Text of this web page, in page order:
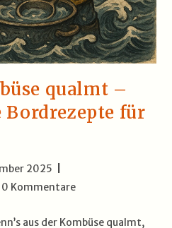
qualmt –
Bordrezepte für
2025
0 Kommentare
aus der Kombüse qualmt,